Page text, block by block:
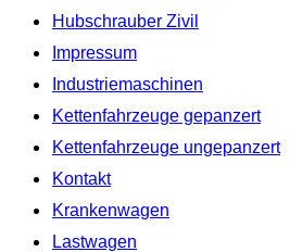
Hubschrauber Zivil
Impressum
Industriemaschinen
Kettenfahrzeuge gepanzert
Kettenfahrzeuge ungepanzert
Kontakt
Krankenwagen
Lastwagen